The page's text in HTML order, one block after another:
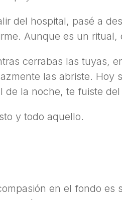
del hospital, pasé a
Aunque es un
cerrabas las tuyas,
las abriste. Hoy
de la noche, te fuiste
y todo aquello.
en el fondo